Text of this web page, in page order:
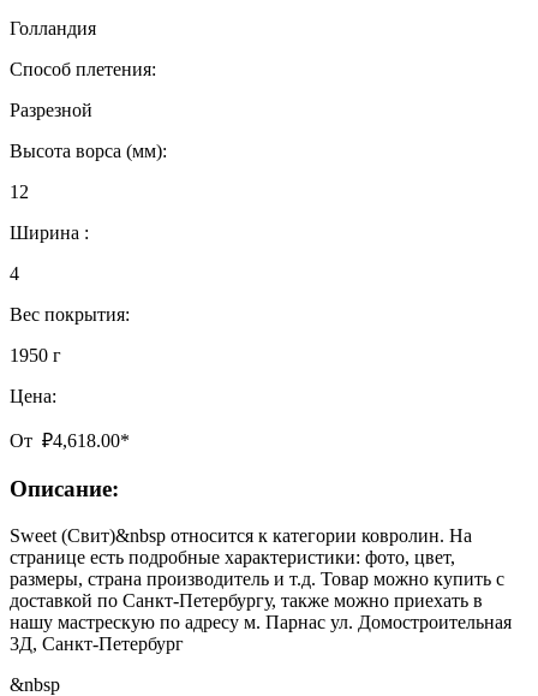
Голландия
Способ плетения:
Разрезной
Высота ворса (мм):
12
Ширина :
4
Вес покрытия:
1950 г
Цена:
От ₽4,618.00*
Описание:
Sweet (Свит)&nbsp относится к категории ковролин. На
странице есть подробные характеристики: фото, цвет,
размеры, страна производитель и т.д. Товар можно купить с
доставкой по Санкт-Петербургу, также можно приехать в
нашу мастрескую по адресу м. Парнас ул. Домостроительная
3Д, Санкт-Петербург
&nbsp